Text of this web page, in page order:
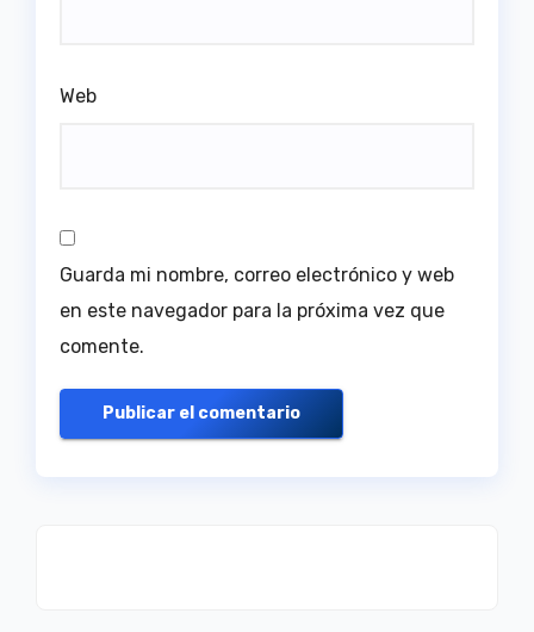
Web
Guarda mi nombre, correo electrónico y web
en este navegador para la próxima vez que
comente.